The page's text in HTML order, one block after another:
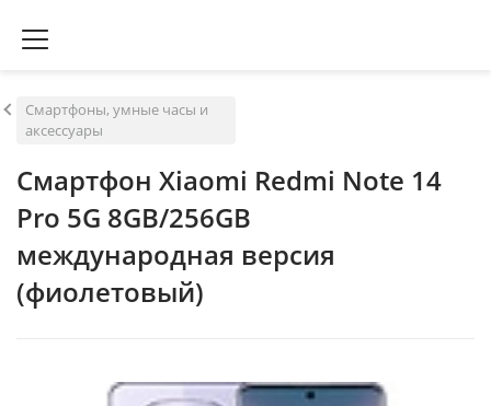
Смартфоны, умные часы и
аксессуары
Смартфон Xiaomi Redmi Note 14
Pro 5G 8GB/256GB
международная версия
(фиолетовый)